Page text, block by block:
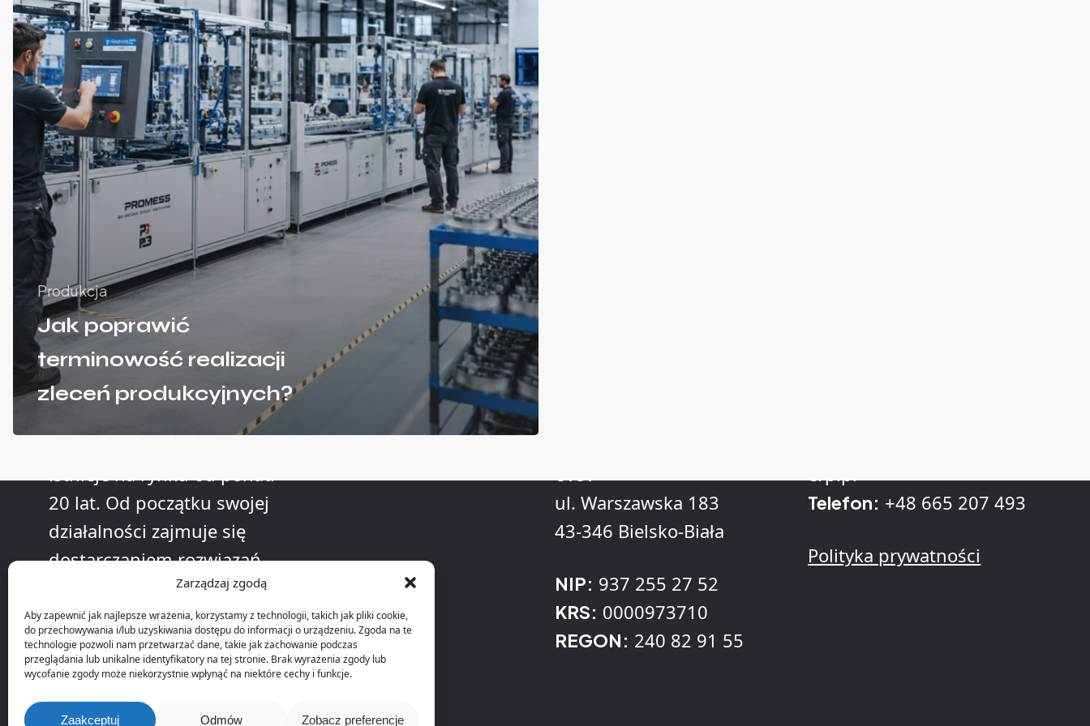
Zarządzaj zgodą
Aby zapewnić jak najlepsze wrażenia, korzystamy z technologii, takich jak pliki cookie,
do przechowywania i/lub uzyskiwania dostępu do informacji o urządzeniu. Zgoda na te
technologie pozwoli nam przetwarzać dane, takie jak zachowanie podczas
przeglądania lub unikalne identyfikatory na tej stronie. Brak wyrażenia zgody lub
wycofanie zgody może niekorzystnie wpłynąć na niektóre cechy i funkcje.
Zaakceptuj Odmów Zobacz preferencje
Produkcja
Jak poprawić
terminowość realizacji
zleceń produkcyjnych?
O nas
istnieje na rynku od ponad
20 lat. Od początku swojej
działalności zajmuje się
dostarczaniem rozwiązań
informatycznych dla
przedsiębiorstw
produkcyjnych.
ul. Warszawska 183
43-346 Bielsko-Biała
NIP: 937 255 27 52
KRS: 0000973710
REGON: 240 82 91 55
erp.pl
Telefon: +48 665 207 493
Polityka prywatności